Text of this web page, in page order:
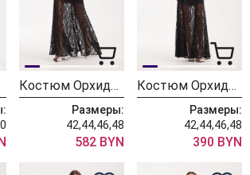
Костюм ОрхидеяЛюкс 1525
Размеры:
42,44,46,48
582 BYN
Костюм ОрхидеяЛюкс 1522
Размеры:
42,44,46,48
390 BYN